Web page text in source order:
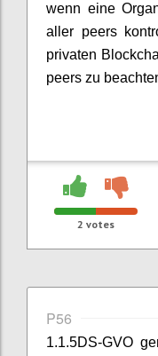
wenn eine
aller peers
privaten
peers zu
2 votes
P56
1.1.5DS-GVO